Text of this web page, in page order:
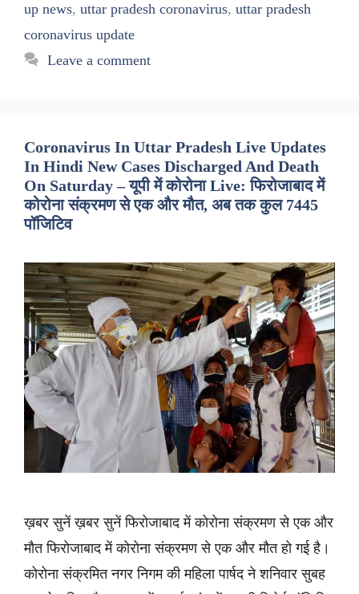
up news, uttar pradesh coronavirus, uttar pradesh
coronavirus update
Leave a comment
Coronavirus In Uttar Pradesh Live Updates
In Hindi New Cases Discharged And Death
On Saturday – यूपी में कोरोना Live: फिरोजाबाद में
कोरोना संक्रमण से एक और मौत, अब तक कुल 7445
पॉजिटिव
ख़बर सुनें ख़बर सुनें फिरोजाबाद में कोरोना संक्रमण से एक और
मौत फिरोजाबाद में कोरोना संक्रमण से एक और मौत हो गई है।
कोरोना संक्रमित नगर निगम की महिला पार्षद ने शनिवार सुबह